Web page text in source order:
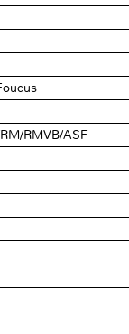
RMVB/ASF